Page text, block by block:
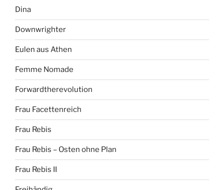
Dina
Downwrighter
Eulen aus Athen
Femme Nomade
Forwardtherevolution
Frau Facettenreich
Frau Rebis
Frau Rebis – Osten ohne Plan
Frau Rebis II